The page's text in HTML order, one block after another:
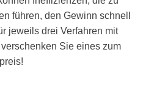
führen, den Gewinn schnell
jeweils drei Verfahren mit
Sie eines zum